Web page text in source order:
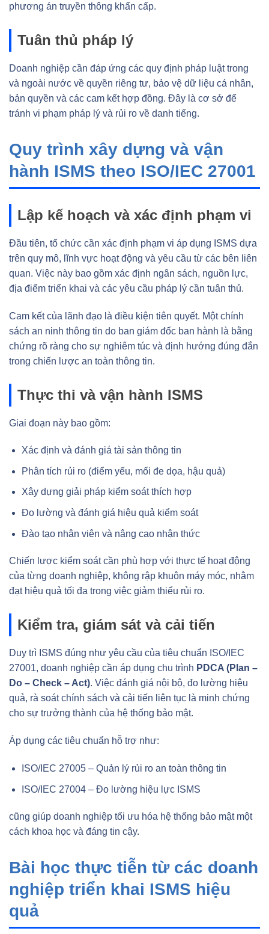
phương án truyền thông khẩn cấp.
Tuân thủ pháp lý
Doanh nghiệp cần đáp ứng các quy định pháp luật trong
và ngoài nước về quyền riêng tư, bảo vệ dữ liệu cá nhân,
bản quyền và các cam kết hợp đồng. Đây là cơ sở để
tránh vi phạm pháp lý và rủi ro về danh tiếng.
Quy trình xây dựng và vận
hành ISMS theo ISO/IEC 27001
Lập kế hoạch và xác định phạm vi
Đầu tiên, tổ chức cần xác định phạm vi áp dụng ISMS dựa
trên quy mô, lĩnh vực hoạt động và yêu cầu từ các bên liên
quan. Việc này bao gồm xác định ngân sách, nguồn lực,
địa điểm triển khai và các yêu cầu pháp lý cần tuân thủ.
Cam kết của lãnh đạo là điều kiện tiên quyết. Một chính
sách an ninh thông tin do ban giám đốc ban hành là bằng
chứng rõ ràng cho sự nghiêm túc và định hướng đúng đắn
trong chiến lược an toàn thông tin.
Thực thi và vận hành ISMS
Giai đoạn này bao gồm:
Xác định và đánh giá tài sản thông tin
Phân tích rủi ro (điểm yếu, mối đe dọa, hậu quả)
Xây dựng giải pháp kiểm soát thích hợp
Đo lường và đánh giá hiệu quả kiểm soát
Đào tạo nhân viên và nâng cao nhận thức
Chiến lược kiểm soát cần phù hợp với thực tế hoạt động
của từng doanh nghiệp, không rập khuôn máy móc, nhằm
đạt hiệu quả tối đa trong việc giảm thiểu rủi ro.
Kiểm tra, giám sát và cải tiến
Duy trì ISMS đúng như yêu cầu của tiêu chuẩn ISO/IEC
27001, doanh nghiệp cần áp dụng chu trình PDCA (Plan –
Do – Check – Act). Việc đánh giá nội bộ, đo lường hiệu
quả, rà soát chính sách và cải tiến liên tục là minh chứng
cho sự trưởng thành của hệ thống bảo mật.
Áp dụng các tiêu chuẩn hỗ trợ như:
ISO/IEC 27005 – Quản lý rủi ro an toàn thông tin
ISO/IEC 27004 – Đo lường hiệu lực ISMS
cũng giúp doanh nghiệp tối ưu hóa hệ thống bảo mật một
cách khoa học và đáng tin cậy.
Bài học thực tiễn từ các doanh
nghiệp triển khai ISMS hiệu
quả